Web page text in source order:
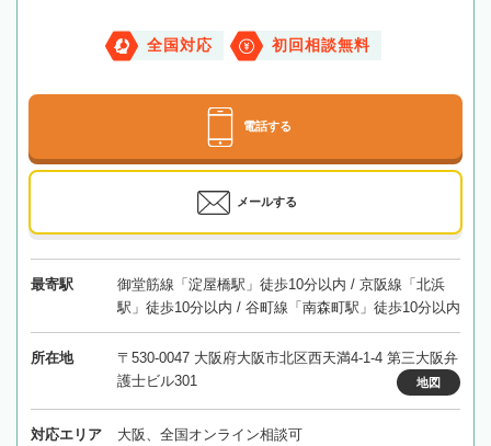
全国対応 初回相談無料
電話する
メールする
最寄駅
御堂筋線「淀屋橋駅」徒歩10分以内 / 京阪線「北浜
駅」徒歩10分以内 / 谷町線「南森町駅」徒歩10分以内
所在地
〒530-0047 大阪府大阪市北区西天満4-1-4 第三大阪弁
護士ビル301
地図
対応エリア 大阪、全国オンライン相談可